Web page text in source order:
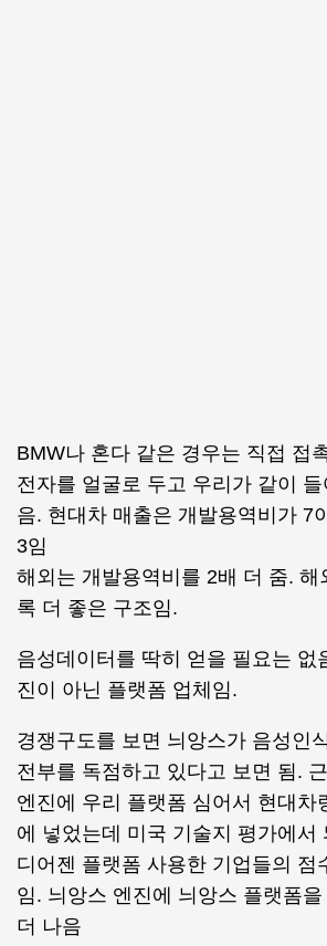
BMW나 혼다 같은 경우는 직접 접
전자를 얼굴로 두고 우리가 같이
음. 현대차 매출은 개발용역비가 7
3임
해외는 개발용역비를 2배 더 줌. 해
록 더 좋은 구조임.
음성데이터를 딱히 얻을 필요는 없
진이 아닌 플랫폼 업체임.
경쟁구도를 보면 늬앙스가 음성인
전부를 독점하고 있다고 보면 됨.
엔진에 우리 플랫폼 심어서 현대차
에 넣었는데 미국 기술지 평가에서
디어젠 플랫폼 사용한 기업들의 점
임. 늬앙스 엔진에 늬앙스 플랫폼
더 나음